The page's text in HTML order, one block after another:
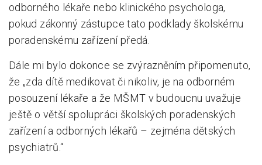
odborného lékaře nebo klinického psychologa,
pokud zákonný zástupce tato podklady školskému
poradenskému zařízení předá.
Dále mi bylo dokonce se zvýrazněním připomenuto,
že „zda dítě medikovat či nikoliv, je na odborném
posouzení lékaře a že MŠMT v budoucnu uvažuje
ještě o větší spolupráci školských poradenských
zařízení a odborných lékařů – zejména dětských
psychiatrů.“